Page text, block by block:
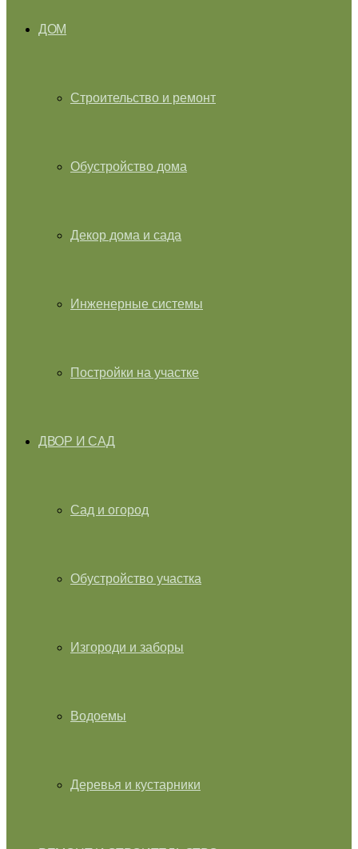
ДОМ
Строительство и ремонт
Обустройство дома
Декор дома и сада
Инженерные системы
Постройки на участке
ДВОР И САД
Сад и огород
Обустройство участка
Изгороди и заборы
Водоемы
Деревья и кустарники